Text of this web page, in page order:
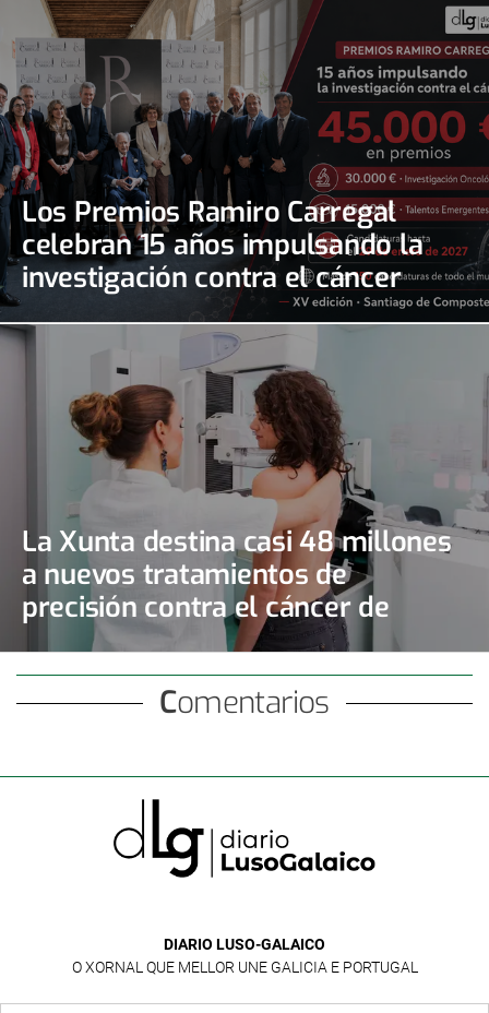
Los Premios Ramiro Carregal
celebran 15 años impulsando la
investigación contra el cáncer
La Xunta destina casi 48 millones
a nuevos tratamientos de
precisión contra el cáncer de
mama y de ovario
Comentarios
DIARIO LUSO-GALAICO
O XORNAL QUE MELLOR UNE GALICIA E PORTUGAL